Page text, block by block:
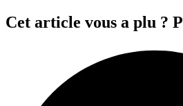
Cet article vous a plu ?